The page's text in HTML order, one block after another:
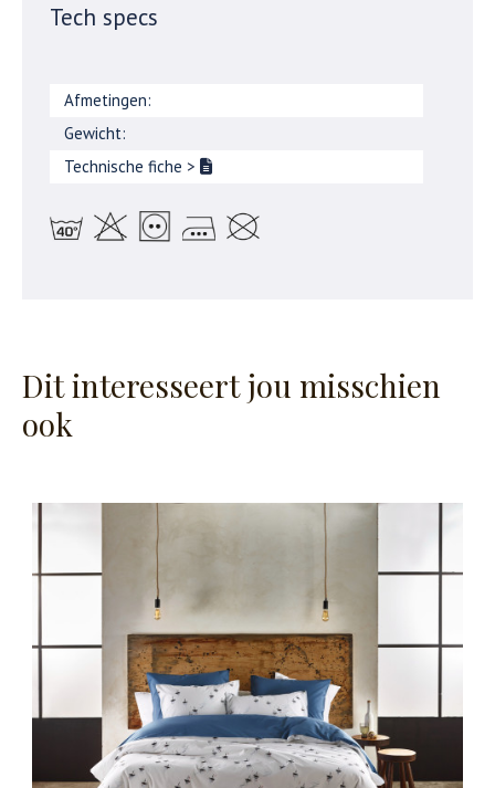
Tech specs
Afmetingen:
Gewicht:
Technische fiche >
Dit interesseert jou misschien
ook